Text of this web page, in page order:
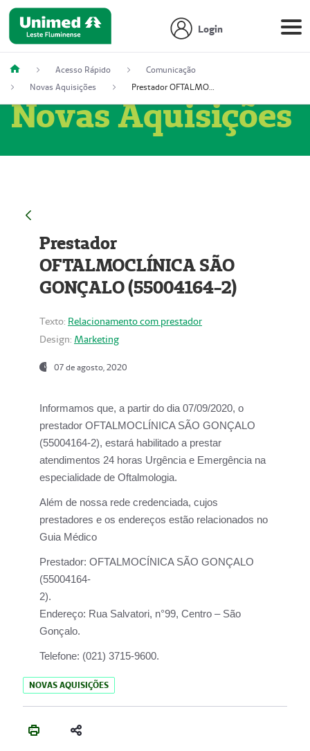
Login
Acesso Rápido
Comunicação
Novas Aquisições
Prestador OFTALMOCLÍNICA SÃO GONÇALO (55004164-2)
Novas Aquisições
Prestador
OFTALMOCLÍNICA SÃO
GONÇALO (55004164-2)
Texto: Relacionamento com prestador
Design: Marketing
07 de agosto, 2020
Informamos que, a partir do dia 07/09/2020, o
prestador OFTALMOCLÍNICA SÃO GONÇALO
(55004164-2), estará habilitado a prestar
atendimentos 24 horas Urgência e Emergência na
especialidade de Oftalmologia.
Além de nossa rede credenciada, cujos
prestadores e os endereços estão relacionados no
Guia Médico
Prestador: OFTALMOCÍNICA SÃO GONÇALO
(55004164-
2).
Endereço: Rua Salvatori, n°99, Centro – São
Gonçalo.
Telefone: (021) 3715-9600.
NOVAS AQUISIÇÕES